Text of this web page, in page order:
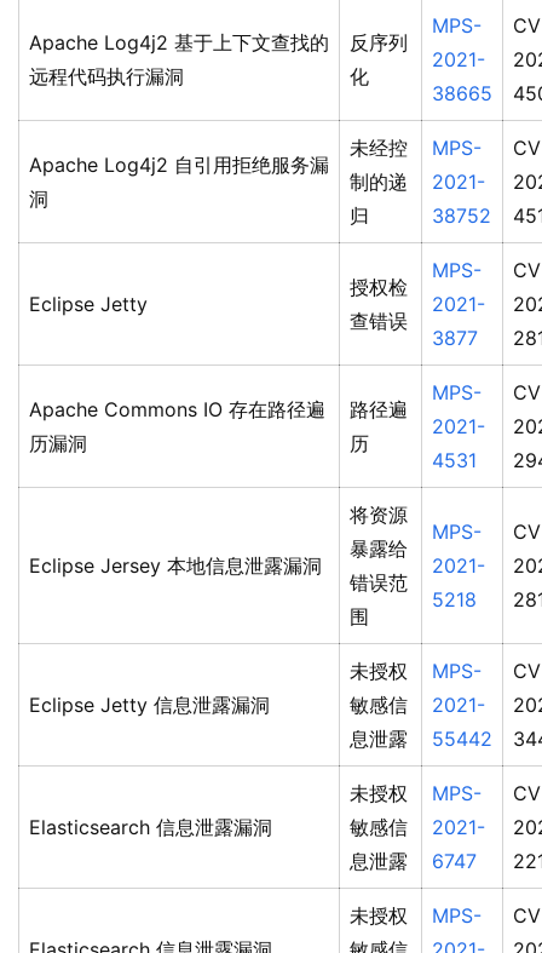
Apache Log4j2 基于上下文查找的
远程代码执行漏洞
反序列
化
MPS-
2021-
38665
Apache Log4j2 自引用拒绝服务漏
洞
未经控
制的递
归
MPS-
2021-
38752
Eclipse Jetty
授权检
查错误
MPS-
2021-
3877
Apache Commons IO 存在路径遍
历漏洞
路径遍
历
MPS-
2021-
4531
Eclipse Jersey 本地信息泄露漏洞
将资源
暴露给
错误范
围
MPS-
2021-
5218
Eclipse Jetty 信息泄露漏洞
未授权
敏感信
息泄露
MPS-
2021-
55442
Elasticsearch 信息泄露漏洞
未授权
敏感信
息泄露
MPS-
2021-
6747
未授权
MPS-